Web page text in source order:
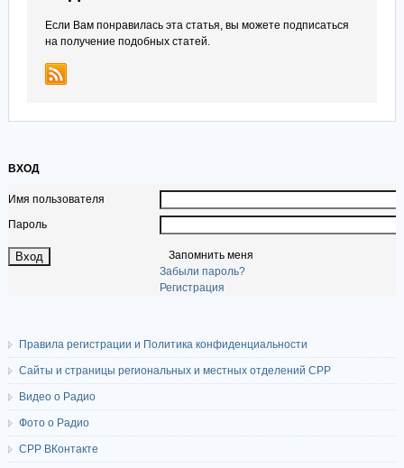
Если Вам понравилась эта статья, вы можете подписаться
на получение подобных статей.
ВХОД
Имя пользователя
Пароль
Запомнить меня
Забыли пароль?
Регистрация
Правила регистрации и Политика конфиденциальности
Сайты и страницы региональных и местных отделений СРР
Видео о Радио
Фото о Радио
СРР ВКонтакте